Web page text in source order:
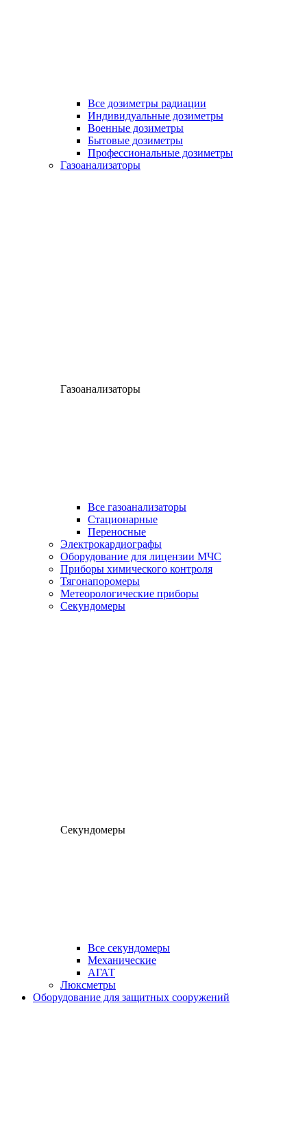
Все дозиметры радиации
Индивидуальные дозиметры
Военные дозиметры
Бытовые дозиметры
Профессиональные дозиметры
Газоанализаторы
Газоанализаторы
Все газоанализаторы
Cтационарные
Переносные
Электрокардиографы
Оборудование для лицензии МЧС
Приборы химического контроля
Тягонапоромеры
Метеорологические приборы
Секундомеры
Секундомеры
Все секундомеры
Механические
АГАТ
Люксметры
Оборудование для защитных сооружений